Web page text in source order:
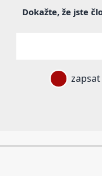
Dokažte, že jste
zapsat